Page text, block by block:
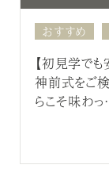
おすすめ
【初見学で
神前式をご
らこそ味わ